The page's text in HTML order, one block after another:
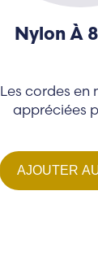
Nylon À
Les cordes en
appréciées
AJOUTER